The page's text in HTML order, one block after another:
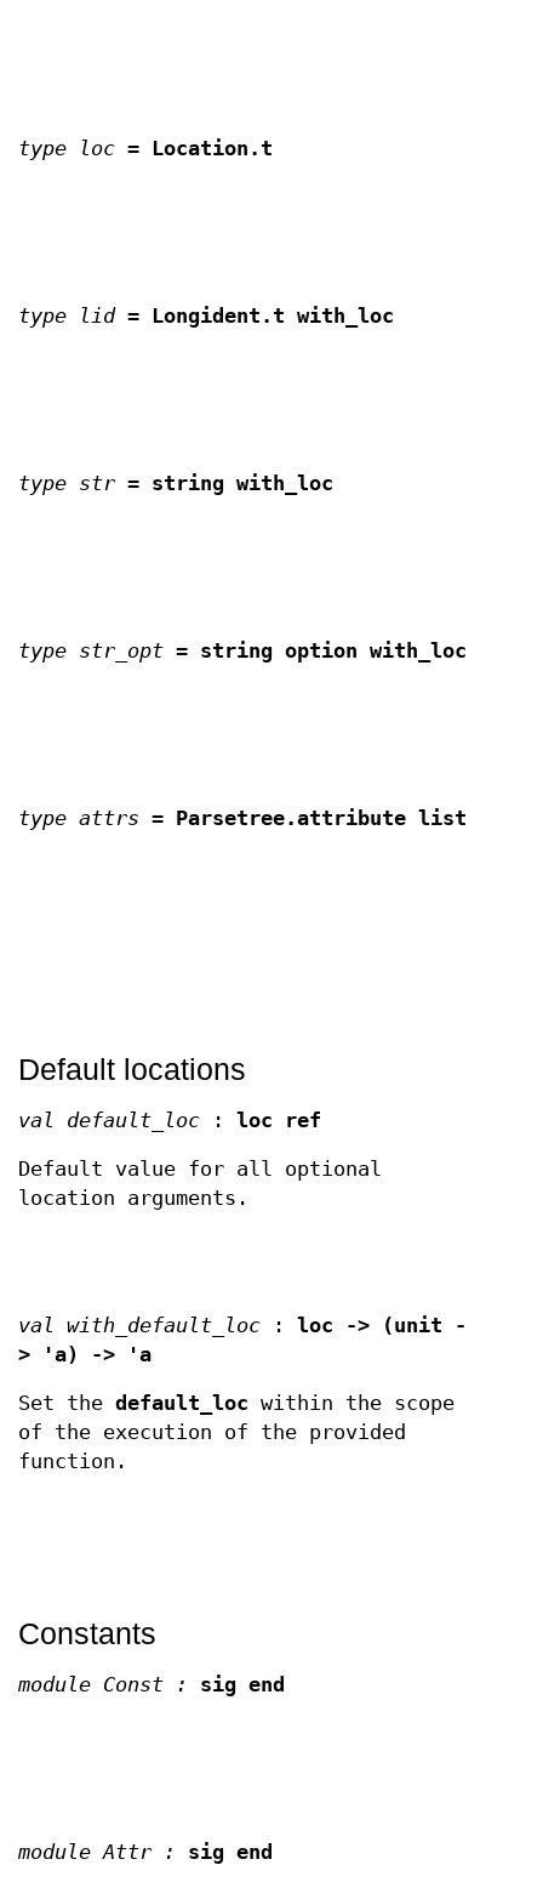
type loc = Location.t
type lid= Longident.t with_loc
type str = string with_loc
type str_opt = string option with_loc
type attrs = Parsetree.attribute list
Default locations
val default_loc : loc ref
Default value for all optional
location arguments.
val with_default_loc : loc -> (unit -
> 'a) -> 'a
Set the default_loc within the scope
of the execution of the provided
function.
Constants
module Const : sig end
module Attr : sig end